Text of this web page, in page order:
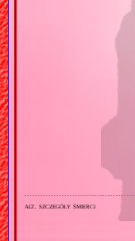
alt. szczegóły śmierci